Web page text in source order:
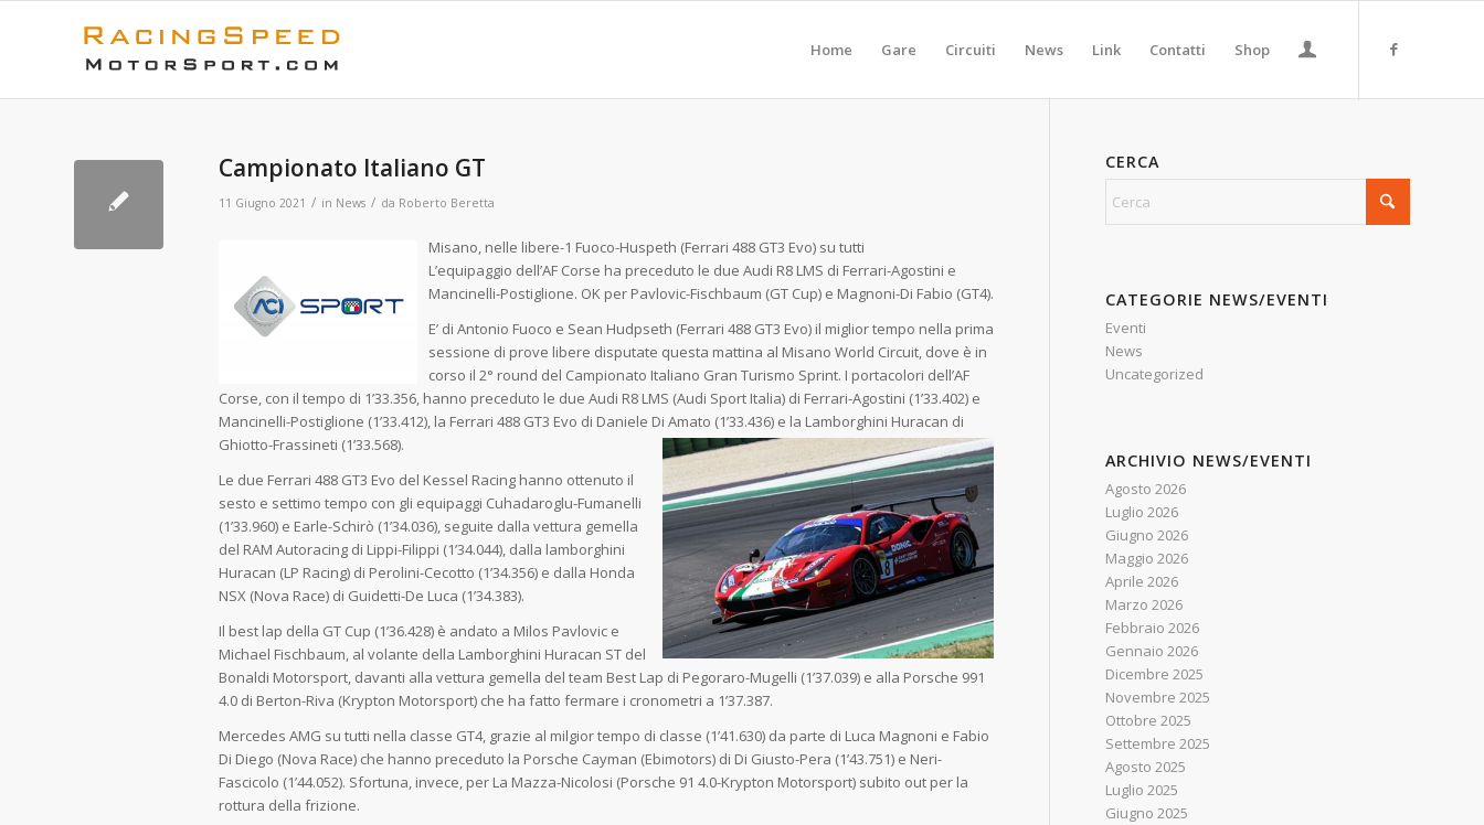
Home Gare Circuiti News Link Contatti Shop
Campionato Italiano GT
11 Giugno 2021 / in News / da Roberto Beretta
Misano, nelle libere-1 Fuoco-Huspeth (Ferrari 488 GT3 Evo) su tutti
L’equipaggio dell’AF Corse ha preceduto le due Audi R8 LMS di Ferrari-Agostini e
Mancinelli-Postiglione. OK per Pavlovic-Fischbaum (GT Cup) e Magnoni-Di Fabio (GT4).
E’ di Antonio Fuoco e Sean Hudpseth (Ferrari 488 GT3 Evo) il miglior tempo nella prima
sessione di prove libere disputate questa mattina al Misano World Circuit, dove è in
corso il 2° round del Campionato Italiano Gran Turismo Sprint. I portacolori dell’AF
Corse, con il tempo di 1’33.356, hanno preceduto le due Audi R8 LMS (Audi Sport Italia) di Ferrari-Agostini (1’33.402) e
Mancinelli-Postiglione (1’33.412), la Ferrari 488 GT3 Evo di Daniele Di Amato (1’33.436) e la Lamborghini Huracan di
Ghiotto-Frassineti (1’33.568).
Le due Ferrari 488 GT3 Evo del Kessel Racing hanno ottenuto il
sesto e settimo tempo con gli equipaggi Cuhadaroglu-Fumanelli
(1’33.960) e Earle-Schirò (1’34.036), seguite dalla vettura gemella
del RAM Autoracing di Lippi-Filippi (1’34.044), dalla lamborghini
Huracan (LP Racing) di Perolini-Cecotto (1’34.356) e dalla Honda
NSX (Nova Race) di Guidetti-De Luca (1’34.383).
Il best lap della GT Cup (1’36.428) è andato a Milos Pavlovic e
Michael Fischbaum, al volante della Lamborghini Huracan ST del
Bonaldi Motorsport, davanti alla vettura gemella del team Best Lap di Pegoraro-Mugelli (1’37.039) e alla Porsche 991
4.0 di Berton-Riva (Krypton Motorsport) che ha fatto fermare i cronometri a 1’37.387.
Mercedes AMG su tutti nella classe GT4, grazie al milgior tempo di classe (1’41.630) da parte di Luca Magnoni e Fabio
Di Diego (Nova Race) che hanno preceduto la Porsche Cayman (Ebimotors) di Di Giusto-Pera (1’43.751) e Neri-
Fascicolo (1’44.052). Sfortuna, invece, per La Mazza-Nicolosi (Porsche 91 4.0-Krypton Motorsport) subito out per la
rottura della frizione.
CERCA
CATEGORIE NEWS/EVENTI
Eventi
News
Uncategorized
ARCHIVIO NEWS/EVENTI
Agosto 2026
Luglio 2026
Giugno 2026
Maggio 2026
Aprile 2026
Marzo 2026
Febbraio 2026
Gennaio 2026
Dicembre 2025
Novembre 2025
Ottobre 2025
Settembre 2025
Agosto 2025
Luglio 2025
Giugno 2025